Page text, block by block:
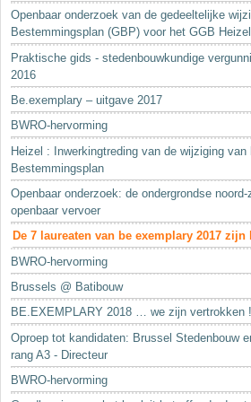
Openbaar onderzoek van de gedeeltelijke
Bestemmingsplan (GBP) voor het GGB Heizel
Praktische gids - stedenbouwkundige
2016
Be.exemplary – uitgave 2017
BWRO-hervorming
Heizel : Inwerkingtreding van de wijziging van
Bestemmingsplan
Openbaar onderzoek: de ondergrondse
openbaar vervoer
De 7 laureaten van be exemplary 2017 zijn
BWRO-hervorming
Brussels @ Batibouw
BE.EXEMPLARY 2018 … we zijn vertrokken !
Oproep tot kandidaten: Brussel Stedenbouw
rang A3 - Directeur
BWRO-hervorming